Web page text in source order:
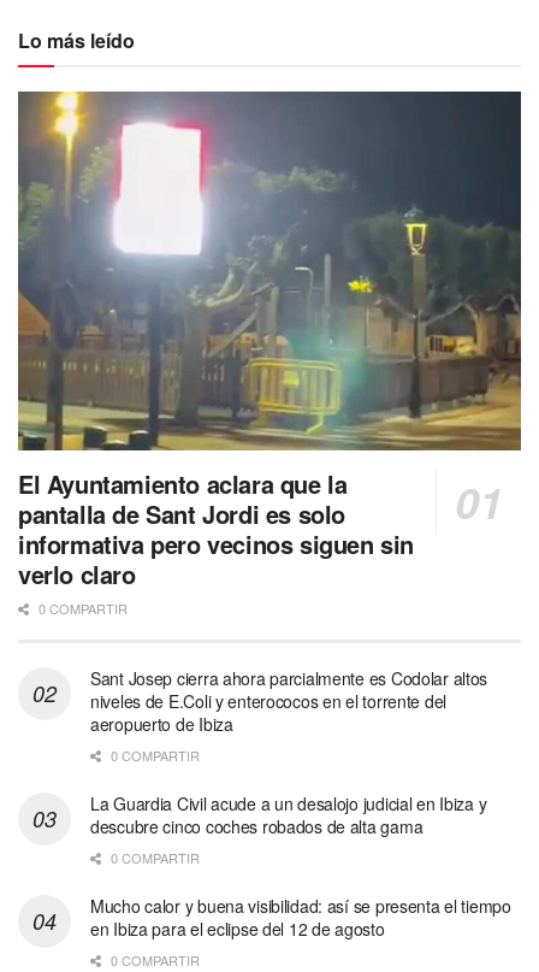
Lo más leído
El Ayuntamiento aclara que la
pantalla de Sant Jordi es solo
informativa pero vecinos siguen sin
verlo claro
0 COMPARTIR
Sant Josep cierra ahora parcialmente es Codolar altos
niveles de E.Coli y enterococos en el torrente del
aeropuerto de Ibiza
0 COMPARTIR
La Guardia Civil acude a un desalojo judicial en Ibiza y
descubre cinco coches robados de alta gama
0 COMPARTIR
Mucho calor y buena visibilidad: así se presenta el tiempo
en Ibiza para el eclipse del 12 de agosto
0 COMPARTIR